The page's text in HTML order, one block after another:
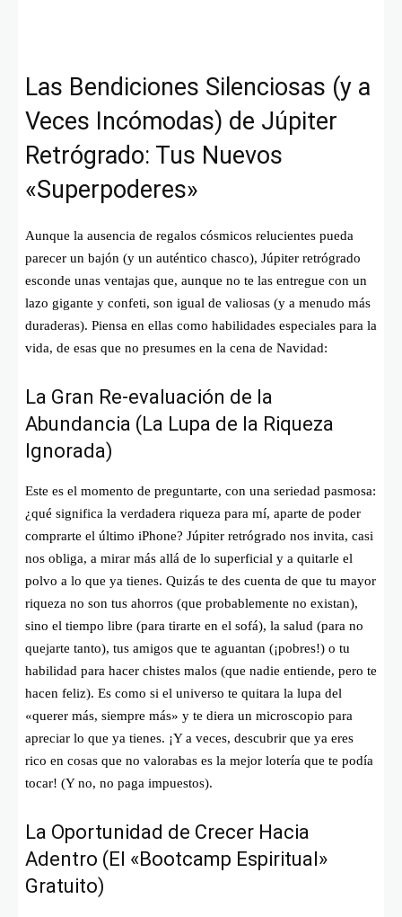
Las Bendiciones Silenciosas (y a
Veces Incómodas) de Júpiter
Retrógrado: Tus Nuevos
«Superpoderes»
Aunque la ausencia de regalos cósmicos relucientes pueda
parecer un bajón (y un auténtico chasco), Júpiter retrógrado
esconde unas ventajas que, aunque no te las entregue con un
lazo gigante y confeti, son igual de valiosas (y a menudo más
duraderas). Piensa en ellas como habilidades especiales para la
vida, de esas que no presumes en la cena de Navidad:
La Gran Re-evaluación de la
Abundancia (La Lupa de la Riqueza
Ignorada)
Este es el momento de preguntarte, con una seriedad pasmosa:
¿qué significa la verdadera riqueza para mí, aparte de poder
comprarte el último iPhone? Júpiter retrógrado nos invita, casi
nos obliga, a mirar más allá de lo superficial y a quitarle el
polvo a lo que ya tienes. Quizás te des cuenta de que tu mayor
riqueza no son tus ahorros (que probablemente no existan),
sino el tiempo libre (para tirarte en el sofá), la salud (para no
quejarte tanto), tus amigos que te aguantan (¡pobres!) o tu
habilidad para hacer chistes malos (que nadie entiende, pero te
hacen feliz). Es como si el universo te quitara la lupa del
«querer más, siempre más» y te diera un microscopio para
apreciar lo que ya tienes. ¡Y a veces, descubrir que ya eres
rico en cosas que no valorabas es la mejor lotería que te podía
tocar! (Y no, no paga impuestos).
La Oportunidad de Crecer Hacia
Adentro (El «Bootcamp Espiritual»
Gratuito)